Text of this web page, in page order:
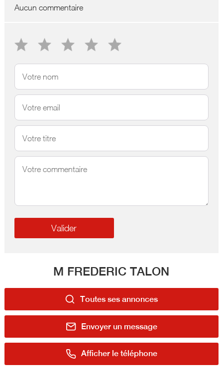
Aucun commentaire
M FREDERIC TALON
Toutes ses annonces
Envoyer un message
Afficher le téléphone